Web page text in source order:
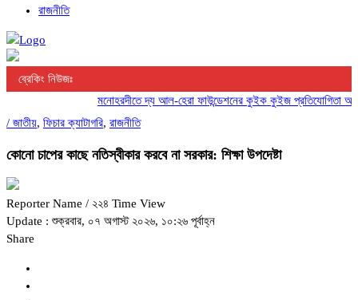
রাজনীতি
ব্রেকিং নিউজঃ
মনোহরদীতে দ্য আল-হেরা ফাউন্ডেশনের কুইক কুইজ প্রতিযোগিতা
/ জাতীয়, ফিচার ক্যাটাগরি, রাজনীতি
কোনো চাপের কাছে নতিস্বীকার করবে না সরকার: শিক্ষা উপদেষ্টা
Reporter Name / ২২৪ Time View
Update : শুক্রবার, ০৭ অগাস্ট ২০২৬, ১০:২৬ পূর্বাহ্ন
Share